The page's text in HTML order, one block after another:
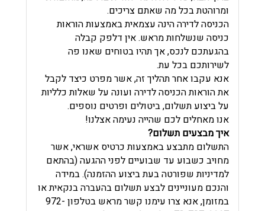
ומרוהטת בכל מה שאתם צריכים.
הכניסה לדירה הינה עצמאית באמצעות הוראות
כניסה שנשלחות מראש. אין דלפק קבלה
בהגעתכם לנכס, אך תהיו בטוחים שאנו פה
לשירותכם בכל עת.
אנא עקבו אחר תהליך זה, אשר מפרט כיצד לקבל
את הוראות הכניסה לדירה ועונה על שאלות כלליות
על ביצוע תשלום, ביטולים ופרטים נוספים.
אנו מאחלים לכם שהייה נעימה אצלנו!
איך מבצעים תשלום?
התשלום מתבצע באמצעות כרטיס אשראי, אשר
מחויב כשבוע עד שבועיים לפני ההגעה (בהתאם
למדיניות שפורטה בעת ביצוע ההזמנה). במידה
והנכם מעוניינים לבצע תשלום בהעברה בנקאית או
במזומן, אנא צרו עימנו קשר מראש בטלפון 972-